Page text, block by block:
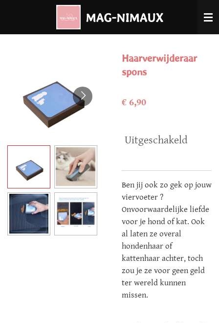
naar
MAG-NIMAUX
Haarverwijderaar
spons
€ 6,90
Uitgeschakeld
Ben jij ook zo gek op jouw
viervoeter ?
Onvoorwaardelijke liefde
voor je hond of kat. Ook
al laten ze overal
hondenhaar of
kattenhaar achter, toch
zou je ze voor geen geld
ter wereld kunnen
missen.